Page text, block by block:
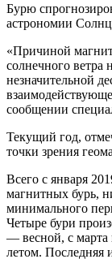
Бурю
астрономии
«Причиной
солнечного ветра
незначительной
сообщении
Текущий год,
точки зрения
Всего с января
магнитных бурь,
минимального
Четыре бури
— весной, с
летом. Последняя